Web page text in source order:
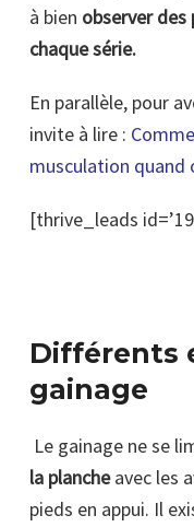
à bien observer
chaque série.
En parallèle, pour
invite à lire :
musculation quand
[thrive_leads
Différents
gainage
Le gainage ne se
la plancheavec les
pieds en appui. Il